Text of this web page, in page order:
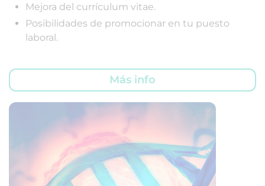
Mejora del currículum vitae.
Posibilidades de promocionar en tu puesto
laboral.
Más info